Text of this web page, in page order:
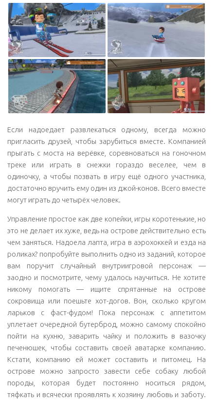
Если надоедает развлекаться одному, всегда можно
пригласить друзей, чтобы зарубиться вместе. Компанией
прыгать с моста на верёвке, соревноваться на гоночном
треке или играть в снежки гораздо веселее, чем в
одиночку, а чтобы позвать в игру ещё одного участника,
достаточно вручить ему один из джой-конов. Всего вместе
могут играть до четырёх человек.
Управление простое как две копейки, игры коротенькие, но
это не делает их хуже, ведь на острове действительно есть
чем заняться. Надоела лапта, игра в аэрохоккей и езда на
роликах? попробуйте выполнить одно из заданий, которое
вам поручит случайный внутриигровой персонаж —
заодно и посмотрите, чему удалось научиться. Не хотите
никому помогать — ищите спрятанные на острове
сокровища или поешьте хот-догов. Вон, сколько кругом
ларьков с фаст-фудом! Пока персонаж с аппетитом
уплетает очередной бутерброд, можно самому спокойно
пойти на кухню, заварить чайку и положить в вазочку
печенюшек, чтобы составить своей аватарке компанию.
Кстати, компанию ей может составить и питомец. На
острове можно запросто завести себе собаку любой
породы, которая будет постоянно носиться рядом,
тяфкать и всячески проявлять к хозяину любовь и заботу.